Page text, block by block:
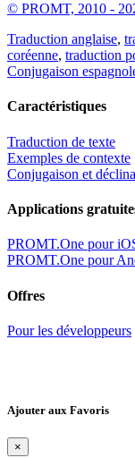
© PROMT, 2010 -
Traduction anglaise,
coréenne, traduction
Conjugaison
Caractéristiques
Traduction de texte
Exemples de contexte
Conjugaison et
Applications
PROMT.One pour
PROMT.One pour
Offres
Pour les développeurs
Ajouter aux Favoris
×